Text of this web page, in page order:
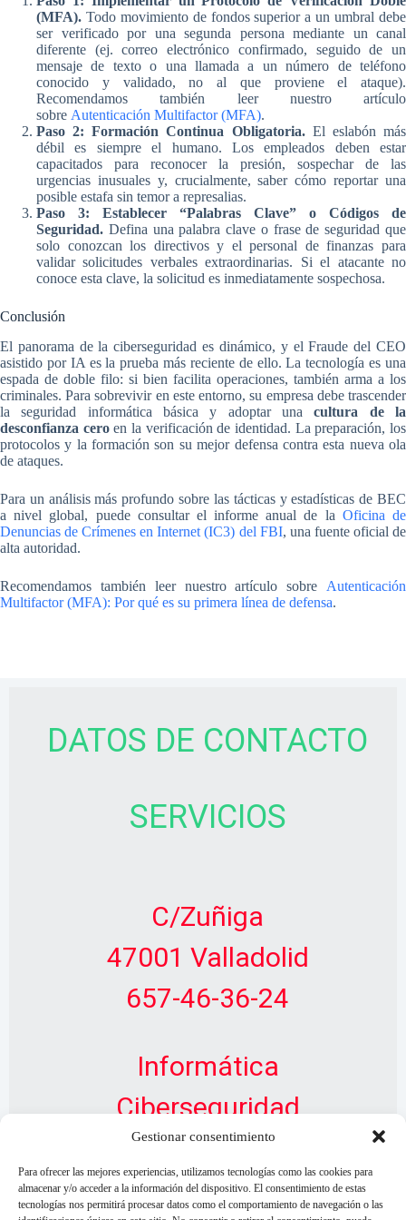
Gestionar consentimiento
Para ofrecer las mejores experiencias, utilizamos tecnologías como las cookies para
almacenar y/o acceder a la información del dispositivo. El consentimiento de estas
tecnologías nos permitirá procesar datos como el comportamiento de navegación o las
(MFA). Todo movimiento de fondos superior a un umbral debe
ser verificado por una segunda persona mediante un canal
diferente (ej. correo electrónico confirmado, seguido de un
mensaje de texto o una llamada a un número de teléfono
conocido y validado, no al que proviene el ataque).
Recomendamos también leer nuestro artículo
sobre Autenticación Multifactor (MFA).
Paso 2: Formación Continua Obligatoria.El eslabón más
débil es siempre el humano. Los empleados deben estar
capacitados para reconocer la presión, sospechar de las
urgencias inusuales y, crucialmente, saber cómo reportar una
posible estafa sin temor a represalias.
Paso 3: Establecer “Palabras Clave” o Códigos de
Seguridad. Defina una palabra clave o frase de seguridad que
solo conozcan los directivos y el personal de finanzas para
validar solicitudes verbales extraordinarias. Si el atacante no
conoce esta clave, la solicitud es inmediatamente sospechosa.
Conclusión
El panorama de la ciberseguridad es dinámico, y el Fraude del CEO
asistido por IA es la prueba más reciente de ello. La tecnología es una
espada de doble filo: si bien facilita operaciones, también arma a los
criminales. Para sobrevivir en este entorno, su empresa debe trascender
la seguridad informática básica y adoptar unacultura de la
desconfianza ceroen la verificación de identidad. La preparación, los
protocolos y la formación son su mejor defensa contra esta nueva ola
de ataques.
Para un análisis más profundo sobre las tácticas y estadísticas de BEC
a nivel global, puede consultar el informe anual de la Oficina de
Denuncias de Crímenes en Internet (IC3) del FBI, una fuente oficial de
alta autoridad.
Recomendamos también leer nuestro artículo sobre Autenticación
Multifactor (MFA): Por qué es su primera línea de defensa.
DATOS DE CONTACTO
SERVICIOS
C/Zuñiga
47001 Valladolid
657-46-36-24
Informática
Ciberseguridad
Diseño Web